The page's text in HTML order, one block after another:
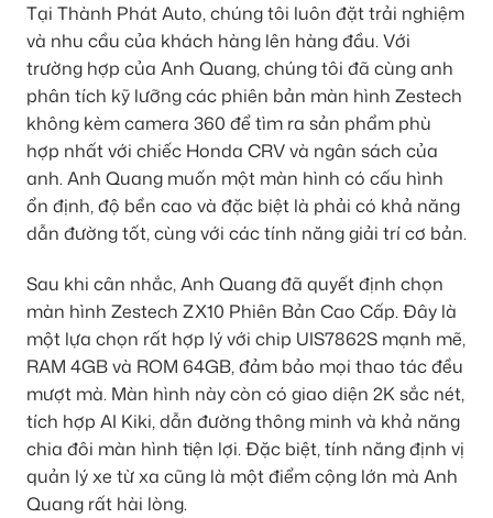
Tại Thành Phát Auto, chúng tôi luôn đặt trải nghiệm
và nhu cầu của khách hàng lên hàng đầu. Với
trường hợp của Anh Quang, chúng tôi đã cùng anh
phân tích kỹ lưỡng các phiên bản màn hình Zestech
không kèm camera 360 để tìm ra sản phẩm phù
hợp nhất với chiếc Honda CRV và ngân sách của
anh. Anh Quang muốn một màn hình có cấu hình
ổn định, độ bền cao và đặc biệt là phải có khả năng
dẫn đường tốt, cùng với các tính năng giải trí cơ bản.
Sau khi cân nhắc, Anh Quang đã quyết định chọn
màn hình Zestech ZX10 Phiên Bản Cao Cấp. Đây là
một lựa chọn rất hợp lý với chip UIS7862S mạnh mẽ,
RAM 4GB và ROM 64GB, đảm bảo mọi thao tác đều
mượt mà. Màn hình này còn có giao diện 2K sắc nét,
tích hợp AI Kiki, dẫn đường thông minh và khả năng
chia đôi màn hình tiện lợi. Đặc biệt, tính năng định vị
quản lý xe từ xa cũng là một điểm cộng lớn mà Anh
Quang rất hài lòng.